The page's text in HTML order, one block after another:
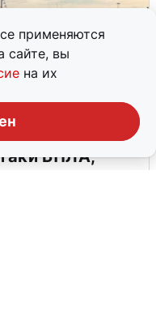
применяются
сайте, вы
на их
БПЛА,